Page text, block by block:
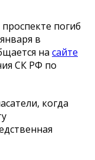
погиб
в
на сайте
СК РФ по
когда